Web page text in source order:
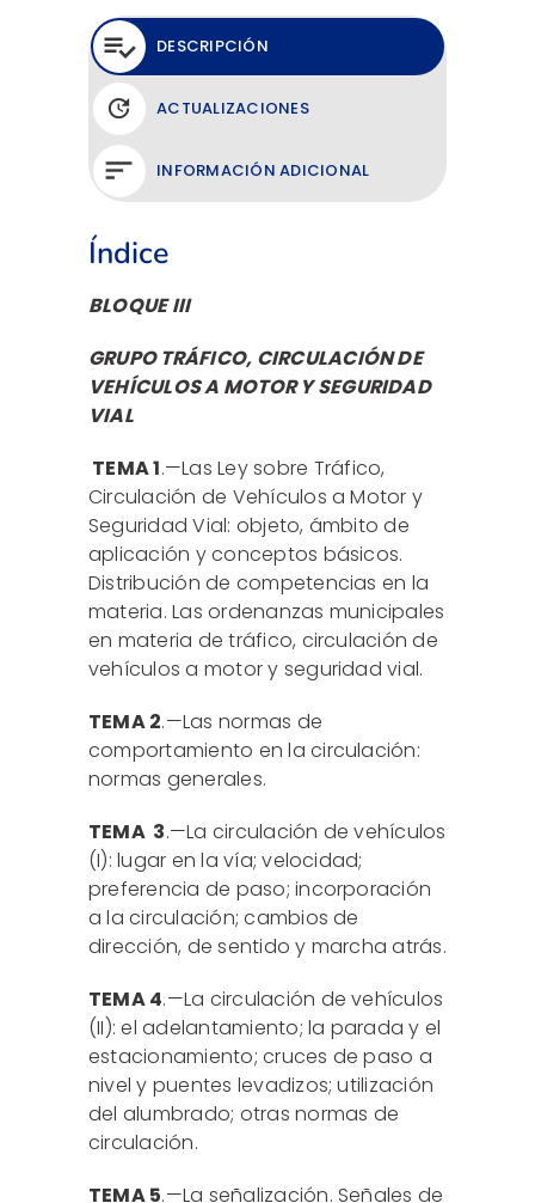
Seguridad
vial
cantidad
DESCRIPCIÓN
ACTUALIZACIONES
INFORMACIÓN ADICIONAL
Índice
BLOQUE III
GRUPO TRÁFICO, CIRCULACIÓN DE
VEHÍCULOS A MOTOR Y SEGURIDAD
VIAL
TEMA 1.—Las Ley sobre Tráfico,
Circulación de Vehículos a Motor y
Seguridad Vial: objeto, ámbito de
aplicación y conceptos básicos.
Distribución de competencias en la
materia. Las ordenanzas municipales
en materia de tráfico, circulación de
vehículos a motor y seguridad vial.
TEMA 2.—Las normas de
comportamiento en la circulación:
normas generales.
TEMA 3.—La circulación de vehículos
(I): lugar en la vía; velocidad;
preferencia de paso; incorporación
a la circulación; cambios de
dirección, de sentido y marcha atrás.
TEMA 4.—La circulación de vehículos
(II): el adelantamiento; la parada y el
estacionamiento; cruces de paso a
nivel y puentes levadizos; utilización
del alumbrado; otras normas de
circulación.
TEMA 5.—La señalización. Señales de